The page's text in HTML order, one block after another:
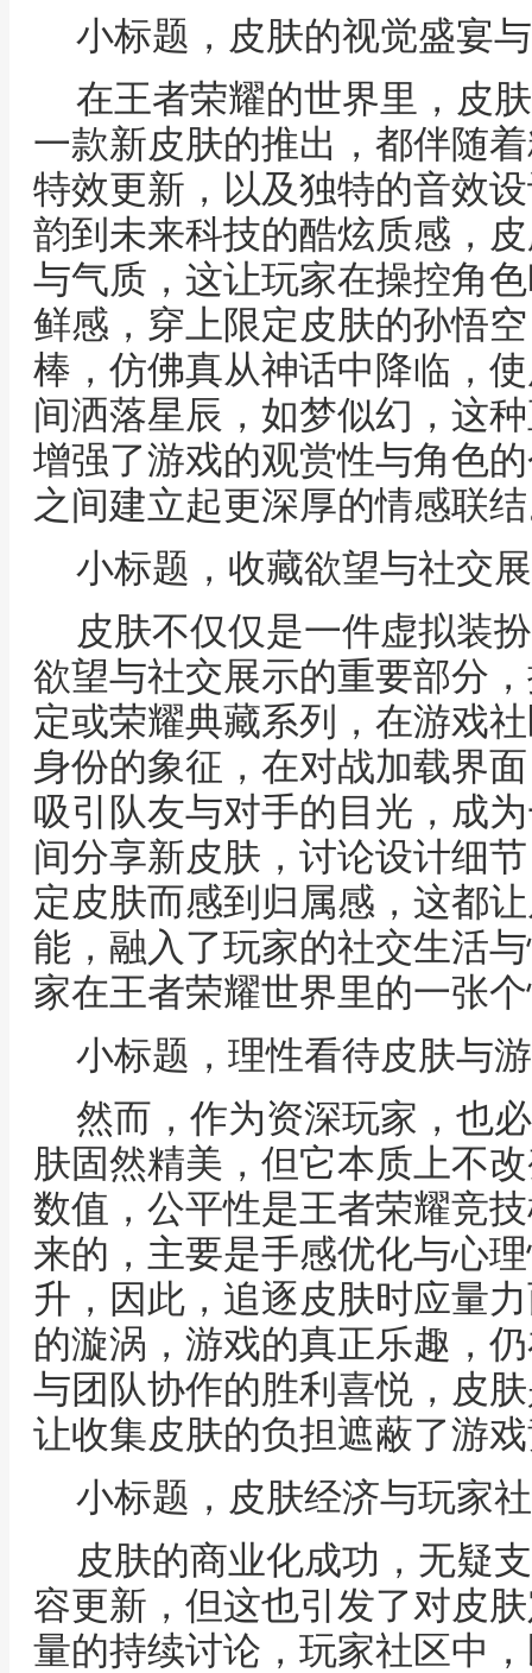
小标题，皮肤的视觉盛宴
在王者荣耀的世界里，皮
一款新皮肤的推出，都伴随
特效更新，以及独特的音效
韵到未来科技的酷炫质感，
与气质，这让玩家在操控角
鲜感，穿上限定皮肤的孙悟
棒，仿佛真从神话中降临，
间洒落星辰，如梦似幻，这
增强了游戏的观赏性与角色
之间建立起更深厚的情感联
小标题，收藏欲望与社交
皮肤不仅仅是一件虚拟装
欲望与社交展示的重要部分
定或荣耀典藏系列，在游戏
身份的象征，在对战加载界
吸引队友与对手的目光，成
间分享新皮肤，讨论设计细
定皮肤而感到归属感，这都
能，融入了玩家的社交生活
家在王者荣耀世界里的一张
小标题，理性看待皮肤与
然而，作为资深玩家，也
肤固然精美，但它本质上不
数值，公平性是王者荣耀竞
来的，主要是手感优化与心
升，因此，追逐皮肤时应量
的漩涡，游戏的真正乐趣，
与团队协作的胜利喜悦，皮
让收集皮肤的负担遮蔽了游
小标题，皮肤经济与玩家
皮肤的商业化成功，无疑
容更新，但这也引发了对皮
量的持续讨论，玩家社区中